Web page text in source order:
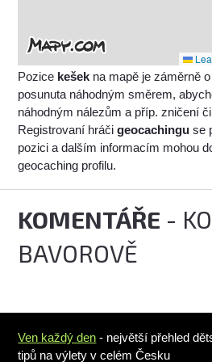
Pozice kešek na mapě je záměrně
posunuta náhodným směrem,
náhodným nálezům a příp. zničení
Registrovaní hráčigeocachingu se
pozici a dalším informacím mohou
geocaching profilu.
KOMENTÁŘE -
BAVOROVĚ
Ven každý den - největší přehled
tipů na výlety v celém Česku